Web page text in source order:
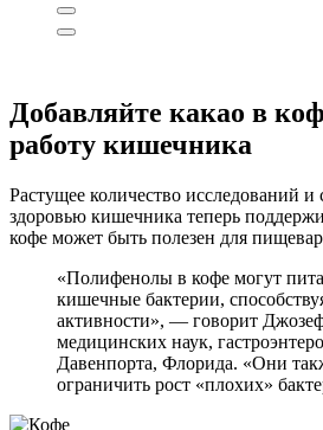
Добавляйте какао в
работу кишечника
Растущее количество исследований и
здоровью кишечника теперь
кофе может быть полезен для
«Полифенолы в кофе могут
кишечные бактерии,
активности», — говорит
медицин­ских наук,
Давенпорта, Флорида. «Они
ограничить рост «плохих»